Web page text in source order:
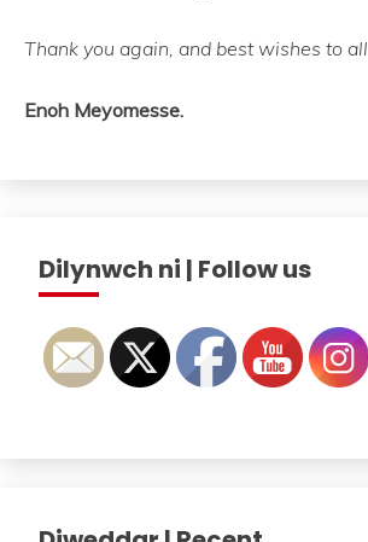
Thank you again, and best wishes to all.
Enoh Meyomesse.
Dilynwch ni | Follow us